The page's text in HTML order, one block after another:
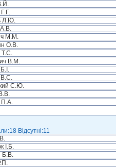
Л.Ю.
М.М.
О.В.
Т.С.
В.М.
В.С.
С.Ю.
Відсутні:11
І.Б.
Б.В.